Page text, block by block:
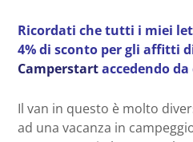
Ricordati che tutti i miei
4% di sconto per gli affitti
Camperstartaccedendo
Il van in questo è molto
ad una vacanza in